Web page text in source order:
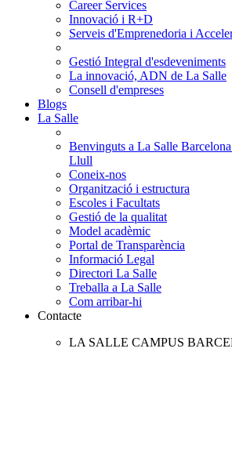
Career Services
Innovació i R+D
Serveis d'Emprenedoria i
Gestió Integral d'esdeveniments
La innovació, ADN de La Salle
Consell d'empreses
Blogs
La Salle
Benvinguts a La Salle
Llull
Coneix-nos
Organització i estructura
Escoles i Facultats
Gestió de la qualitat
Model acadèmic
Portal de Transparència
Informació Legal
Directori La Salle
Treballa a La Salle
Com arribar-hi
Contacte
LA SALLE CAMPUS